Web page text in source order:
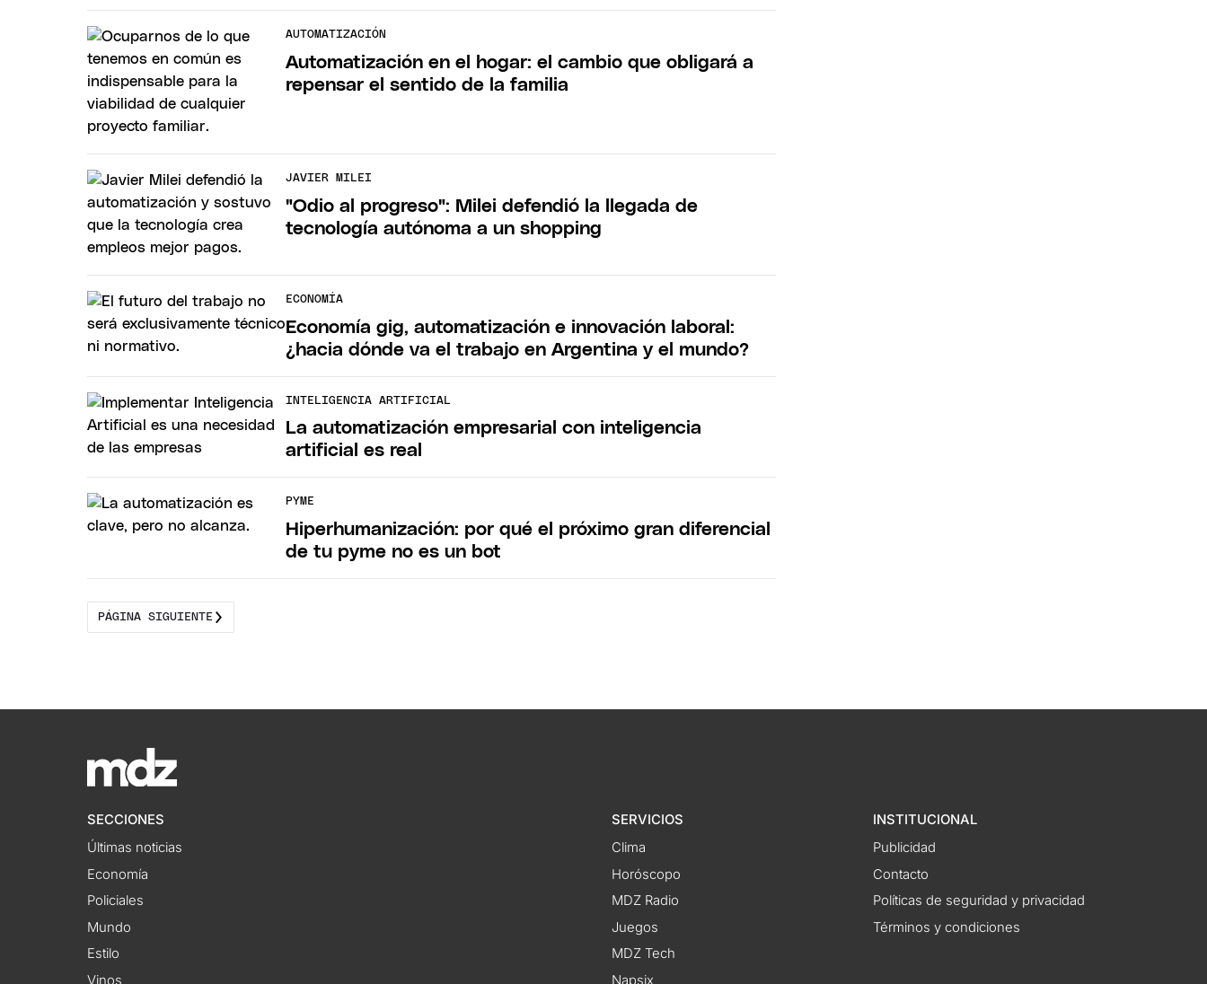
AUTOMATIZACIÓN
Automatización en el hogar: el cambio que obligará a
repensar el sentido de la familia
JAVIER MILEI
"Odio al progreso": Milei defendió la llegada de
tecnología autónoma a un shopping
ECONOMÍA
Economía gig, automatización e innovación laboral:
¿hacia dónde va el trabajo en Argentina y el mundo?
INTELIGENCIA ARTIFICIAL
La automatización empresarial con inteligencia
artificial es real
PYME
Hiperhumanización: por qué el próximo gran diferencial
de tu pyme no es un bot
PÁGINA SIGUIENTE
SECCIONES
Últimas noticias
Economía
Policiales
Mundo
Estilo
Vinos
SERVICIOS
Clima
Horóscopo
MDZ Radio
Juegos
MDZ Tech
Napsix
INSTITUCIONAL
Publicidad
Contacto
Políticas de seguridad y privacidad
Términos y condiciones